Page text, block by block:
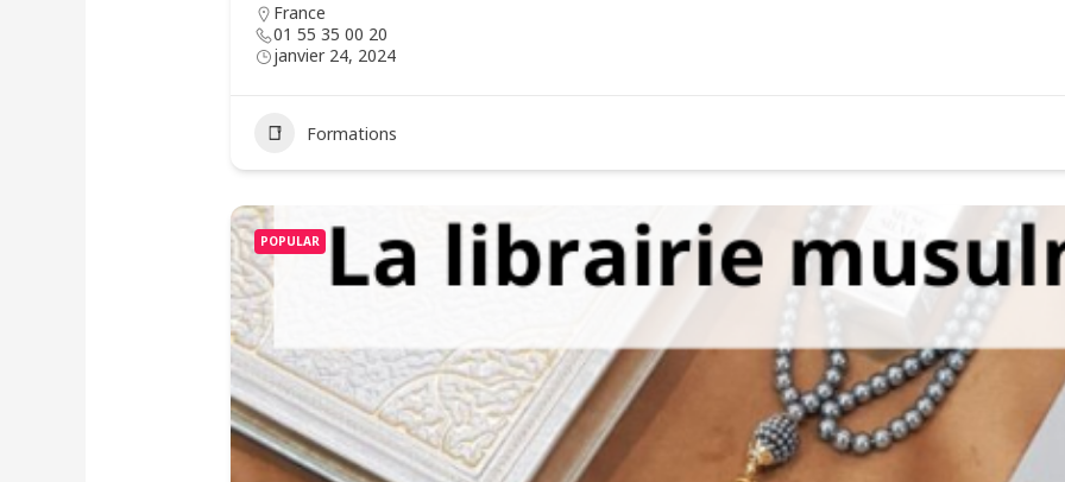
France
01 55 35 00 20
janvier 24, 2024
Formations
POPULAR